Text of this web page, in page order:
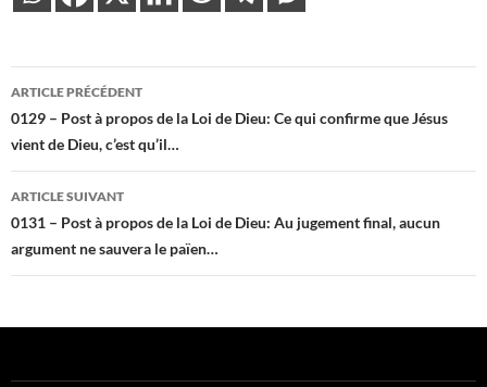
Navigation
des
articles
ARTICLE PRÉCÉDENT
0129 – Post à propos de la Loi de Dieu: Ce qui confirme que Jésus
vient de Dieu, c’est qu’il…
ARTICLE SUIVANT
0131 – Post à propos de la Loi de Dieu: Au jugement final, aucun
argument ne sauvera le païen…